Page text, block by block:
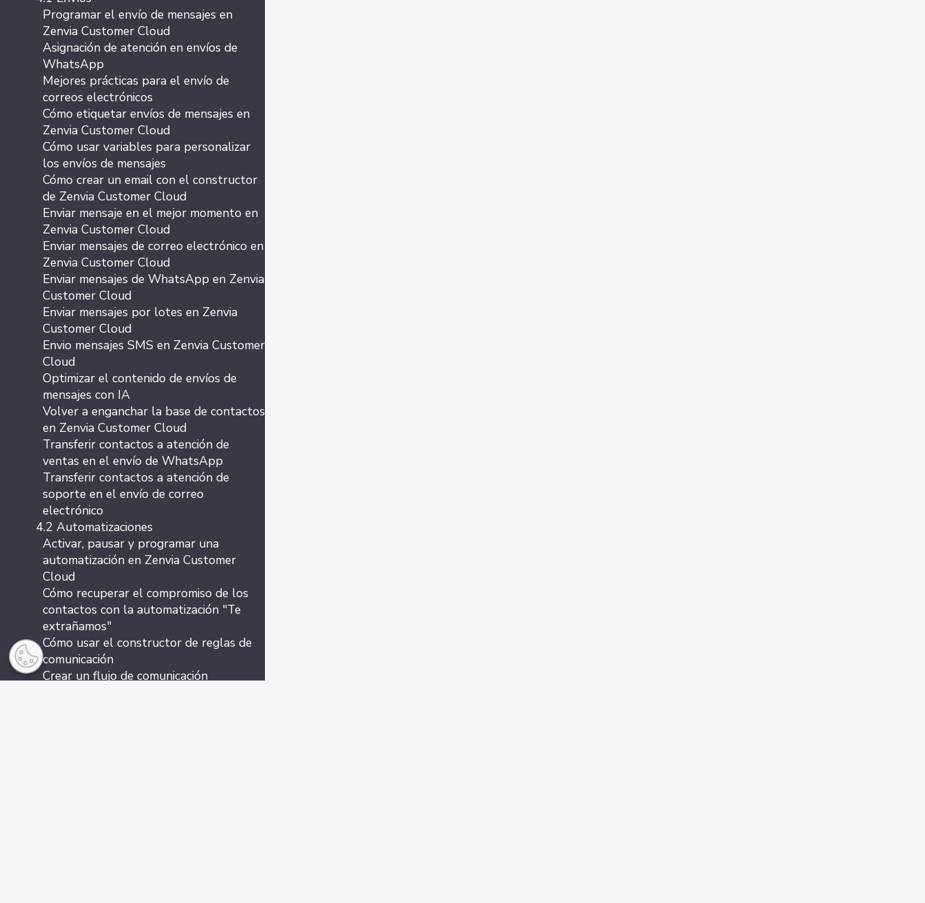
Programar el envío de mensajes en
Zenvia Customer Cloud
Asignación de atención en envíos de
WhatsApp
Mejores prácticas para el envío de
correos electrónicos
Cómo etiquetar envíos de mensajes en
Zenvia Customer Cloud
Cómo usar variables para personalizar
los envíos de mensajes
Cómo crear un email con el constructor
de Zenvia Customer Cloud
Enviar mensaje en el mejor momento en
Zenvia Customer Cloud
Enviar mensajes de correo electrónico en
Zenvia Customer Cloud
Enviar mensajes de WhatsApp en Zenvia
Customer Cloud
Enviar mensajes por lotes en Zenvia
Customer Cloud
Envio mensajes SMS en Zenvia Customer
Cloud
Optimizar el contenido de envíos de
mensajes con IA
Volver a enganchar la base de contactos
en Zenvia Customer Cloud
Transferir contactos a atención de
ventas en el envío de WhatsApp
Transferir contactos a atención de
soporte en el envío de correo
electrónico
4.2 Automatizaciones
Activar, pausar y programar una
automatización en Zenvia Customer
Cloud
Cómo recuperar el compromiso de los
contactos con la automatización "Te
extrañamos"
Cómo usar el constructor de reglas de
comunicación
Crear un flujo de comunicación